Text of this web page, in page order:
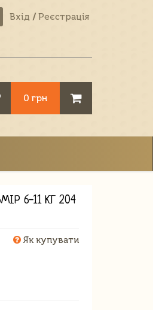
Вхід / Реєстрація
0 грн
6-11 КГ 204
Як купувати